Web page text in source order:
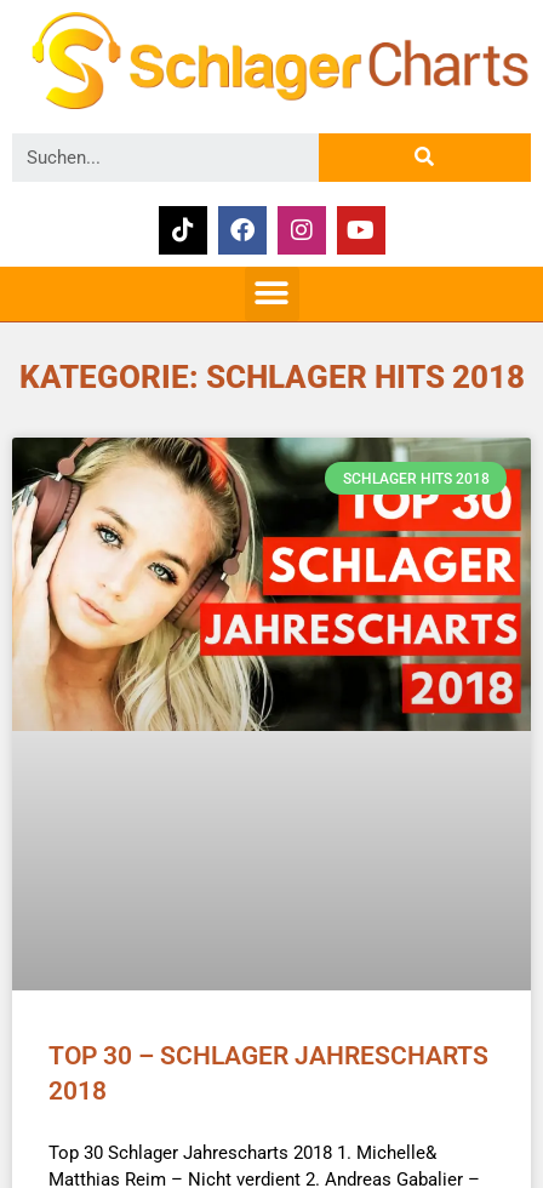
KATEGORIE: SCHLAGER HITS 2018
SCHLAGER HITS 2018
TOP 30 – SCHLAGER JAHRESCHARTS
2018
Top 30 Schlager Jahrescharts 2018 1. Michelle&
Matthias Reim – Nicht verdient 2. Andreas Gabalier –